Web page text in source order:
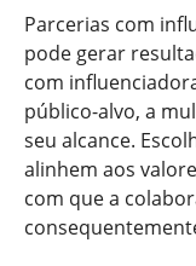
Parcerias com
pode gerar
com
público-alvo, a
seu alcance.
alinhem aos
com que a